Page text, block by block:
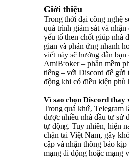
Giới thiệu
Trong thời đại công nghệ
quá trình giám sát và
yếu tố then chốt giúp nhà
gian và phản ứng nhanh
viết này sẽ hướng dẫn bạn
AmiBroker – phần mềm
tiếng – với Discord để gửi
động khi có điều kiện phù
Vì sao chọn Discord thay
Trong quá khứ, Telegram
được nhiều nhà đầu tư sử
tự động. Tuy nhiên, hiện
chặn tại Việt Nam, gây
cập và nhận thông báo kịp
mạng di động hoặc mạng